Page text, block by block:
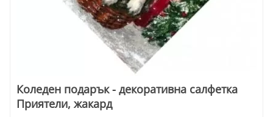
Коледен подарък - декоративна салфетка
Приятели, жакард